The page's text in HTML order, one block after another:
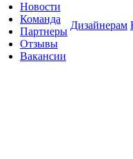
Новости
Команда
Партнеры
Отзывы
Вакансии
Дизайнерам